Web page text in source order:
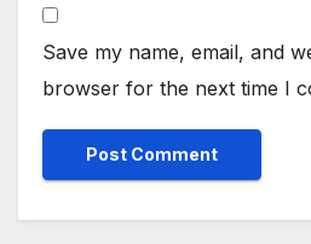
Save my name, email, and
browser for the next time I